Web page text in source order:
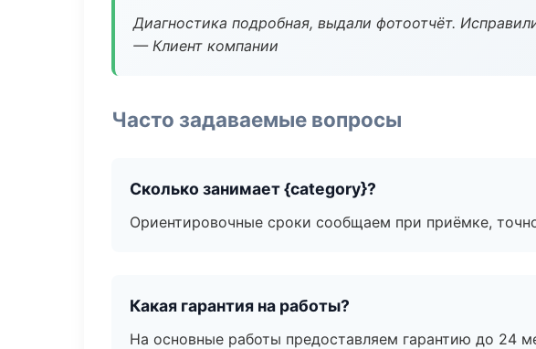
Диагностика подробная, выдали фотоотчёт.
— Клиент компании
Часто задаваемые вопросы
Сколько занимает {category}?
Ориентировочные сроки сообщаем при приёмке,
Какая гарантия на работы?
На основные работы предоставляем гарантию до 24